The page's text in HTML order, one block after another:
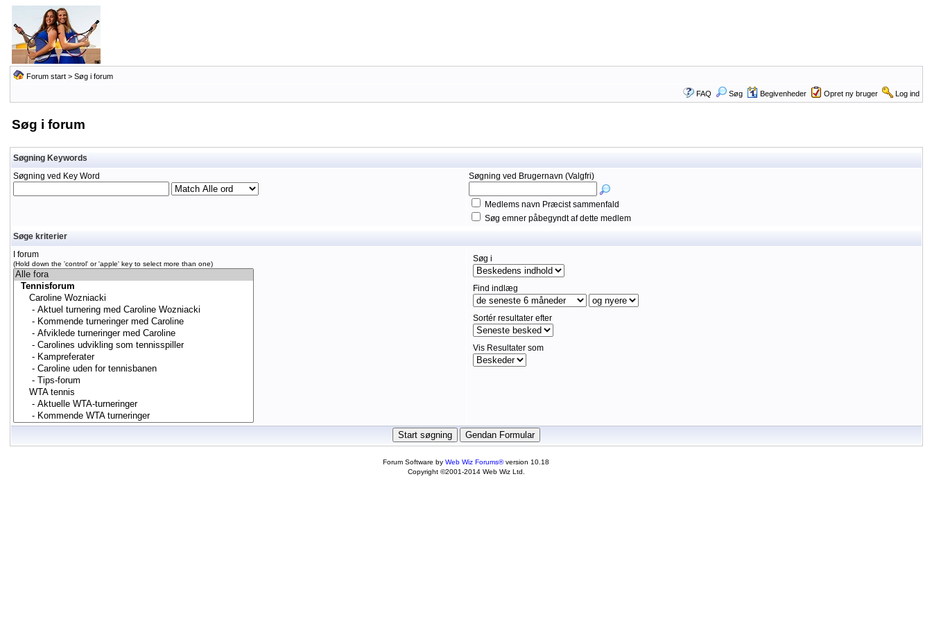
Forum start> Søg i forum
FAQ Søg Begivenheder Opret ny bruger Log ind
Søg i forum
Søgning Keywords
Søgning ved Key Word
Søgning ved Brugernavn (Valgfri)
Medlems navn Præcist sammenfald
Søg emner påbegyndt af dette medlem
Søge kriterier
I forum
(Hold down the 'control' or 'apple' key to select more than one)
Søg i
Find indlæg
Sortér resultater efter
Vis Resultater som
Forum Software by Web Wiz Forums®version 10.18
Copyright ©2001-2014 Web Wiz Ltd.